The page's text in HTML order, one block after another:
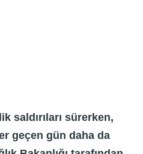
saldırıları sürerken,
geçen gün daha da